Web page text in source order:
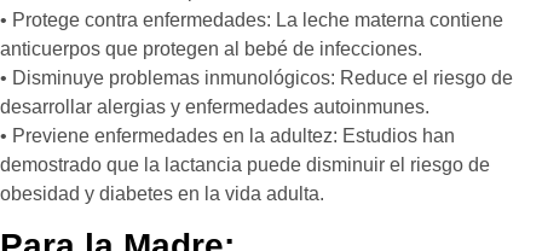
• Protege contra enfermedades: La leche materna contiene
anticuerpos que protegen al bebé de infecciones.
• Disminuye problemas inmunológicos: Reduce el riesgo de
desarrollar alergias y enfermedades autoinmunes.
• Previene enfermedades en la adultez: Estudios han
demostrado que la lactancia puede disminuir el riesgo de
obesidad y diabetes en la vida adulta.